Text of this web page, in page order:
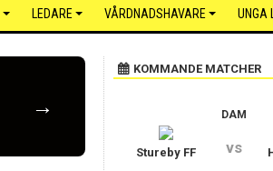
LEDARE VÅRDNADSHAVARE UNGA
→
KOMMANDE MATCHER
DAM
Stureby FF vs